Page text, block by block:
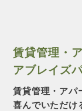
賃貸管理・
アブレイズ
賃貸管理・アパ
喜んでいただけ